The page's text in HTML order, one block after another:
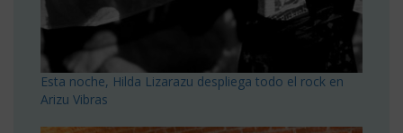
Esta noche, Hilda Lizarazu despliega todo el rock en
Arizu Vibras